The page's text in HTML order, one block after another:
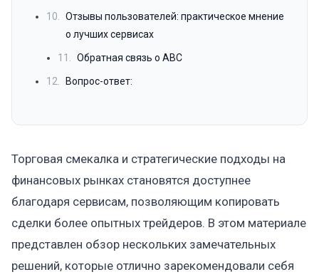
10. Отзывы пользователей: практическое мнение
о лучших сервисах
11. Обратная связь о ABC
12. Вопрос-ответ:
Торговая смекалка и стратегические подходы на
финансовых рынках становятся доступнее
благодаря сервисам, позволяющим копировать
сделки более опытных трейдеров. В этом материале
представлен обзор нескольких замечательных
решений, которые отлично зарекомендовали себя